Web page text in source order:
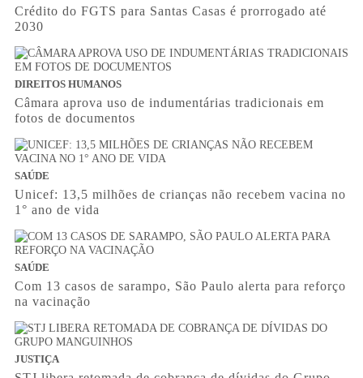
Crédito do FGTS para Santas Casas é prorrogado até
2030
DIREITOS HUMANOS
Câmara aprova uso de indumentárias tradicionais em
fotos de documentos
SAÚDE
Unicef: 13,5 milhões de crianças não recebem vacina no
1° ano de vida
SAÚDE
Com 13 casos de sarampo, São Paulo alerta para reforço
na vacinação
JUSTIÇA